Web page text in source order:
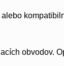
obvodov.